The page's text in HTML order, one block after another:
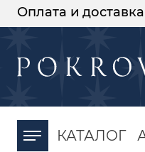
Оплата и доставка
КАТАЛОГ
-30%
момента оплаты